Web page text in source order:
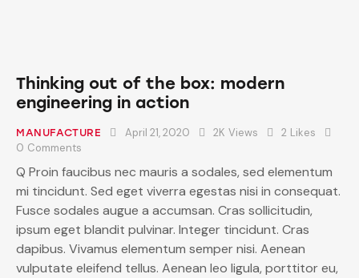
Thinking out of the box: modern
engineering in action
MANUFACTURE April 21, 2020 2K Views 2 Likes
0 Comments
Q Proin faucibus nec mauris a sodales, sed elementum
mi tincidunt. Sed eget viverra egestas nisi in consequat.
Fusce sodales augue a accumsan. Cras sollicitudin,
ipsum eget blandit pulvinar. Integer tincidunt. Cras
dapibus. Vivamus elementum semper nisi. Aenean
vulputate eleifend tellus. Aenean leo ligula, porttitor eu,